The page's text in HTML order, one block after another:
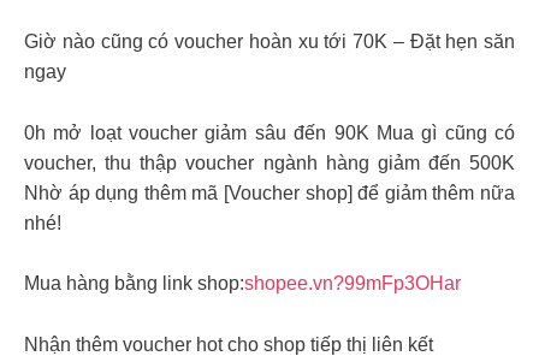
Giờ nào cũng có voucher hoàn xu tới 70K – Đặt hẹn săn
ngay
0h mở loạt voucher giảm sâu đến 90K Mua gì cũng có
voucher, thu thập voucher ngành hàng giảm đến 500K
Nhờ áp dụng thêm mã [Voucher shop] để giảm thêm nữa
nhé!
Mua hàng bằng link shop:shopee.vn?99mFp3OHar
Nhận thêm voucher hot cho shop tiếp thị liên kết